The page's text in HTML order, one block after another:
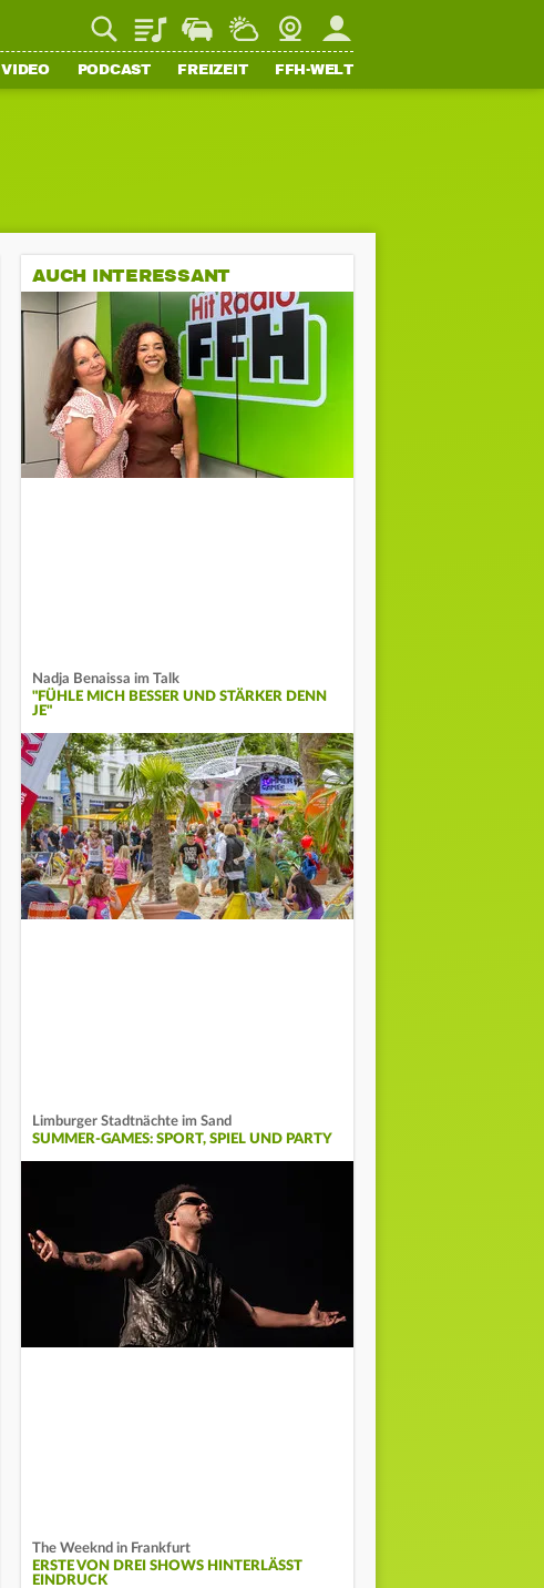
PlaylistStaupilotWetterWebcamMein FFH
VIDEO PODCAST FREIZEIT FFH-WELT
AUCH INTERESSANT
Nadja Benaissa im Talk
"FÜHLE MICH BESSER UND STÄRKER DENN
JE"
Limburger Stadtnächte im Sand
SUMMER-GAMES: SPORT, SPIEL UND PARTY
The Weeknd in Frankfurt
ERSTE VON DREI SHOWS HINTERLÄSST
EINDRUCK